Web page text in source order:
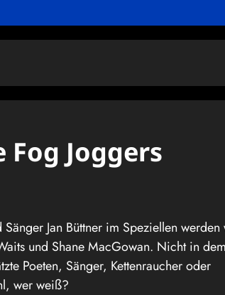
Fog Joggers
Jan Büttner im Speziellen werden
und Shane MacGowan. Nicht in
Poeten, Sänger, Kettenraucher oder
wer weiß?